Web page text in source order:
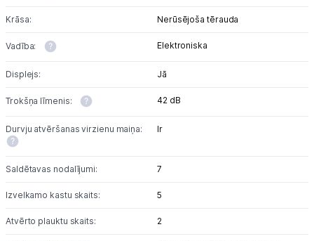
Krāsa: Nerūsējoša tērauda
Vadība: Elektroniska
Displejs: Jā
Trokšņa līmenis: 42 dB
Durvju atvēršanas virzienu maiņa: Ir
Saldētavas nodalījumi: 7
Izvelkamo kastu skaits: 5
Atvērto plauktu skaits: 2